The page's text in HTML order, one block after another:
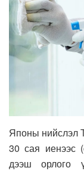
Японы нийслэл
30 сая иенээс
дээш орлого